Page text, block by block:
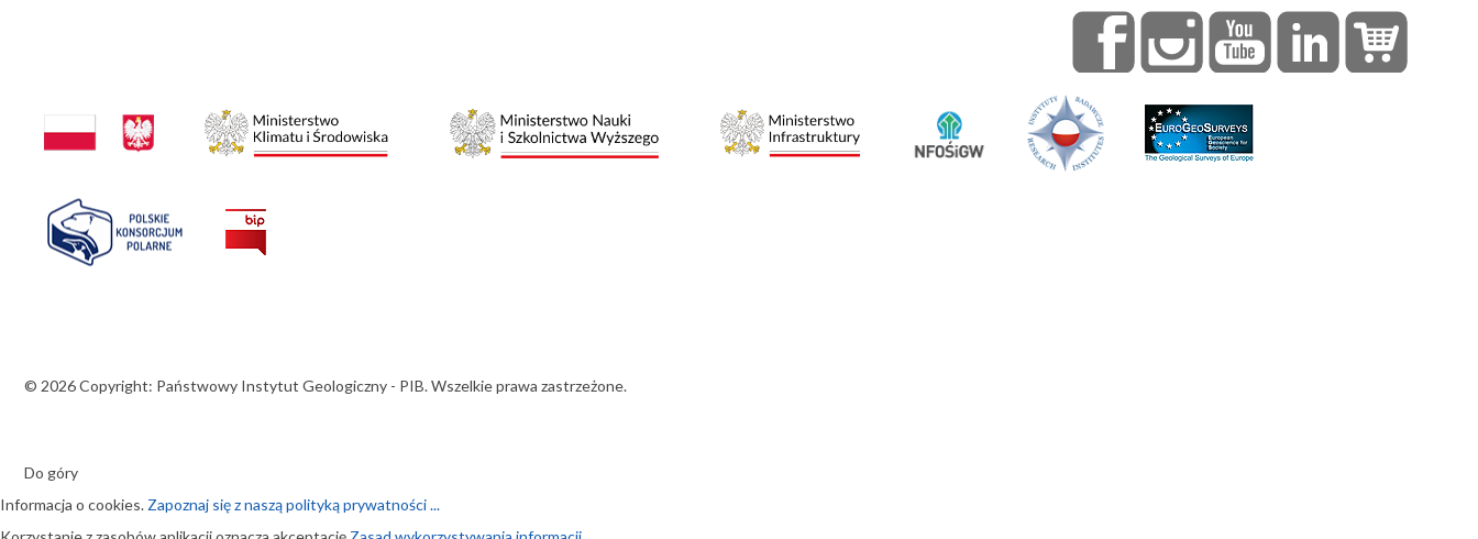
© 2026 Copyright: Państwowy Instytut Geologiczny - PIB. Wszelkie prawa zastrzeżone.
Do góry
Informacja o cookies. Zapoznaj się z naszą polityką prywatności ...